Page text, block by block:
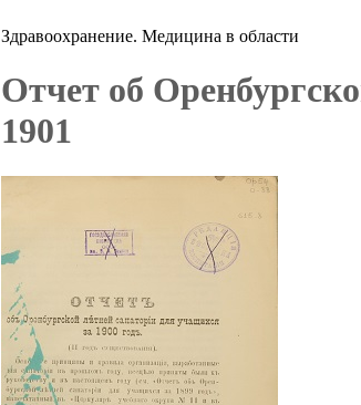
Здравоохранение. Медицина в области
Отчет об
1901